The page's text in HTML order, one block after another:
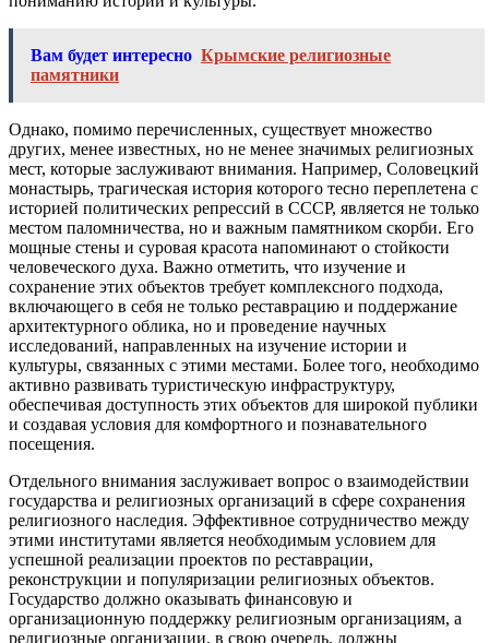
Вам будет интересно Крымские религиозные
памятники
Однако, помимо перечисленных, существует множество
других, менее известных, но не менее значимых религиозных
мест, которые заслуживают внимания. Например, Соловецкий
монастырь, трагическая история которого тесно переплетена с
историей политических репрессий в СССР, является не только
местом паломничества, но и важным памятником скорби. Его
мощные стены и суровая красота напоминают о стойкости
человеческого духа. Важно отметить, что изучение и
сохранение этих объектов требует комплексного подхода,
включающего в себя не только реставрацию и поддержание
архитектурного облика, но и проведение научных
исследований, направленных на изучение истории и
культуры, связанных с этими местами. Более того, необходимо
активно развивать туристическую инфраструктуру,
обеспечивая доступность этих объектов для широкой публики
и создавая условия для комфортного и познавательного
посещения.
Отдельного внимания заслуживает вопрос о взаимодействии
государства и религиозных организаций в сфере сохранения
религиозного наследия. Эффективное сотрудничество между
этими институтами является необходимым условием для
успешной реализации проектов по реставрации,
реконструкции и популяризации религиозных объектов.
Государство должно оказывать финансовую и
организационную поддержку религиозным организациям, а
религиозные организации, в свою очередь, должны